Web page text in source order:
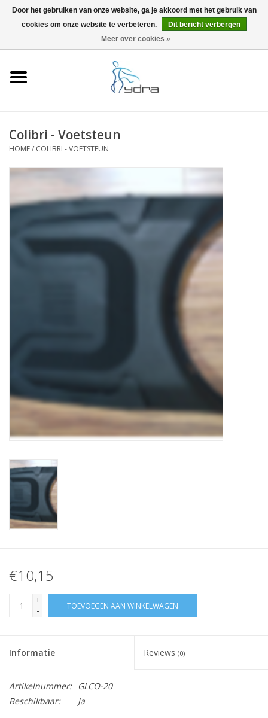
0 Artikelen - €0,00
Colibri - Voetsteun
HOME/ COLIBRI - VOETSTEUN
€10,15
+
-
TOEVOEGEN AAN WINKELWAGEN
Informatie Reviews (0)
Artikelnummer:
GLCO-20
Beschikbaar:
Ja
Door het gebruiken van onze website, ga je akkoord met het gebruik van
cookies om onze website te verbeteren.
Dit bericht verbergen
Meer over cookies »